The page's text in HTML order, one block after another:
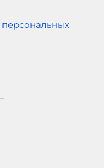
персональных